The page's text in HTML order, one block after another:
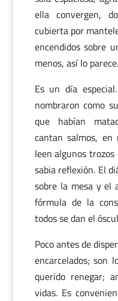
ella convergen,
cubierta por
encendidos sobre
menos, así lo parece.
Es un día
nombraron como
que habían
cantan salmos,
leen algunos
sabia reflexión. El
sobre la mesa y el
fórmula de la
todos se dan el
Poco antes de
encarcelados; son
querido renegar;
vidas. Es